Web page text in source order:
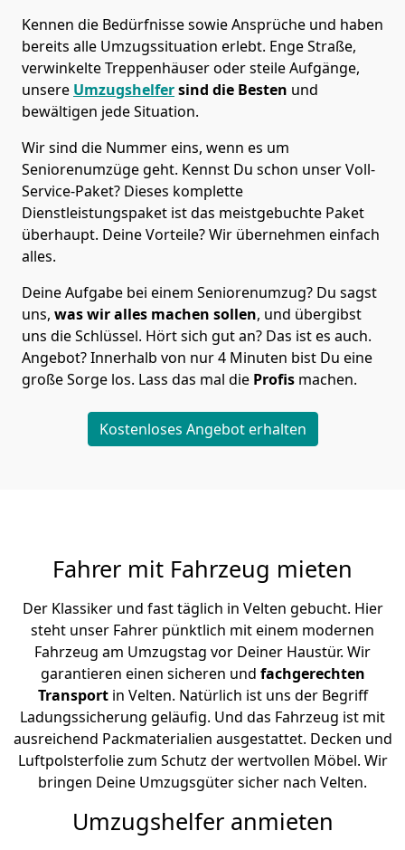
Kennen die Bedürfnisse sowie Ansprüche und haben
bereits alle Umzugssituation erlebt. Enge Straße,
verwinkelte Treppenhäuser oder steile Aufgänge,
unsere Umzugshelfersind die Besten und
bewältigen jede Situation.
Wir sind die Nummer eins, wenn es um
Seniorenumzüge geht. Kennst Du schon unser Voll-
Service-Paket? Dieses komplette
Dienstleistungspaket ist das meistgebuchte Paket
überhaupt. Deine Vorteile? Wir übernehmen einfach
alles.
Deine Aufgabe bei einem Seniorenumzug? Du sagst
uns, was wir alles machen sollen, und übergibst
uns die Schlüssel. Hört sich gut an? Das ist es auch.
Angebot? Innerhalb von nur 4 Minuten bist Du eine
große Sorge los. Lass das mal die Profis machen.
Kostenloses Angebot erhalten
Fahrer mit Fahrzeug mieten
Der Klassiker und fast täglich in Velten gebucht. Hier
steht unser Fahrer pünktlich mit einem modernen
Fahrzeug am Umzugstag vor Deiner Haustür. Wir
garantieren einen sicheren und fachgerechten
Transportin Velten. Natürlich ist uns der Begriff
Ladungssicherung geläufig. Und das Fahrzeug ist mit
ausreichend Packmaterialien ausgestattet. Decken und
Luftpolsterfolie zum Schutz der wertvollen Möbel. Wir
bringen Deine Umzugsgüter sicher nach Velten.
Umzugshelfer anmieten